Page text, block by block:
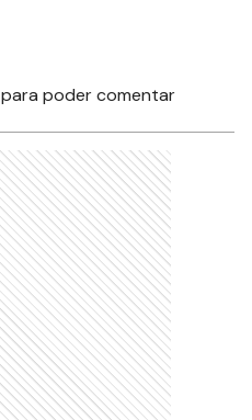
para poder comentar